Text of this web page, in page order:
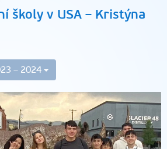
školy v USA – Kristýna
– 2024